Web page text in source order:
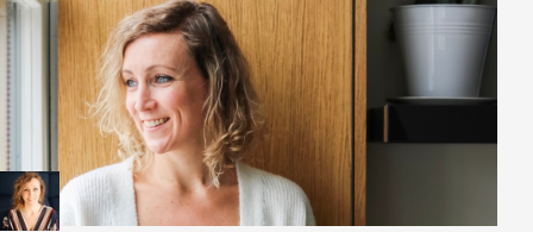
worden
om